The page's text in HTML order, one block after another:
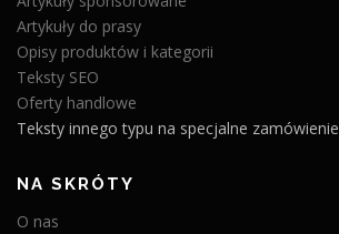
Artykuły do prasy
Opisy produktów i kategorii
Teksty SEO
Oferty handlowe
Teksty innego typu na specjalne zamówienie
NA SKRÓTY
O nas